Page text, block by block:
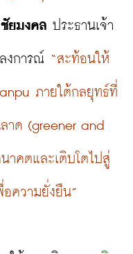
ยมงคล ประธานเจ้า
งการณ์ “สะท้อนให้
ภายใต้กลยุทธ์ที่
าด (greener and
าคตและเติบโตไปสู่
ความยั่งยืน”